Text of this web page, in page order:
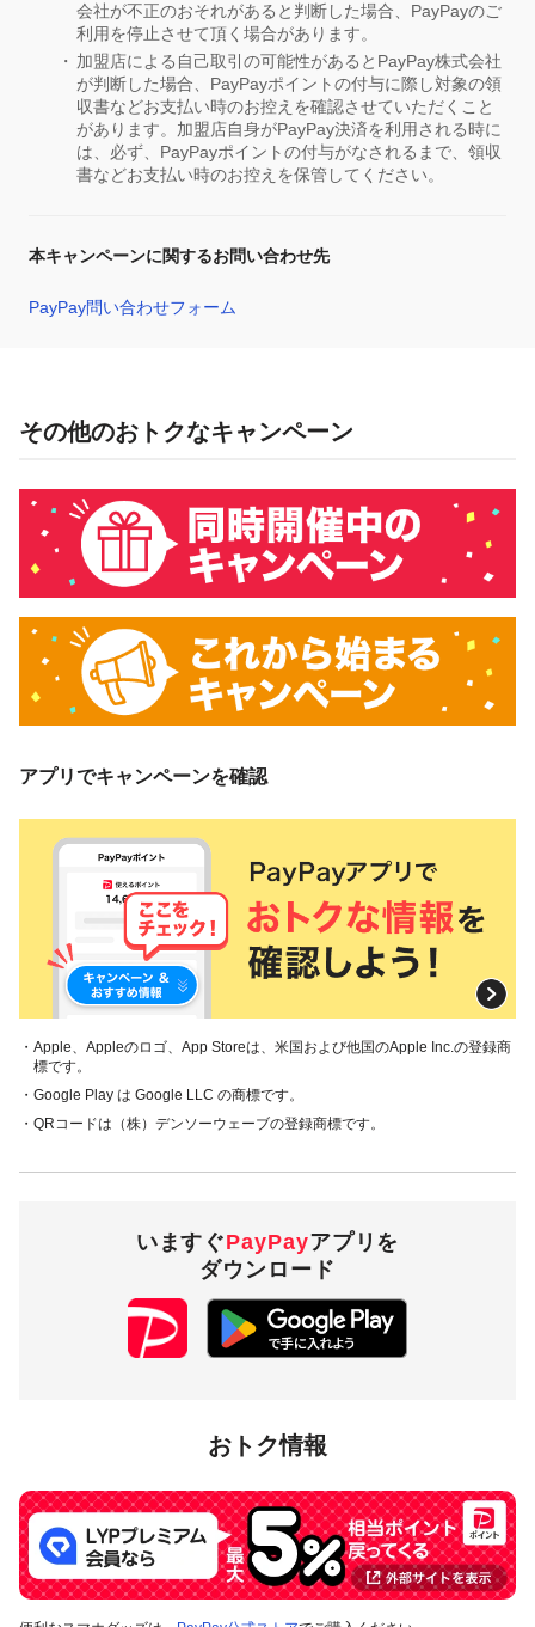
会社が不正のおそれがあると判断した場合、PayPayのご
利用を停止させて頂く場合があります。
加盟店による自己取引の可能性があるとPayPay株式会社
が判断した場合、PayPayポイントの付与に際し対象の領
収書などお支払い時のお控えを確認させていただくこと
があります。加盟店自身がPayPay決済を利用される時に
は、必ず、PayPayポイントの付与がなされるまで、領収
書などお支払い時のお控えを保管してください。
本キャンペーンに関するお問い合わせ先
PayPay問い合わせフォーム
その他のおトクなキャンペーン
アプリでキャンペーンを確認
・Apple、Appleのロゴ、App Storeは、米国および他国のApple Inc.の登録商
標です。
・Google Play は Google LLC の商標です。
・QRコードは（株）デンソーウェーブの登録商標です。
いますぐPayPayアプリを
ダウンロード
おトク情報